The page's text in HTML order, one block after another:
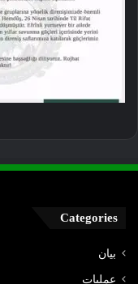
Categories
بيان
عمليات